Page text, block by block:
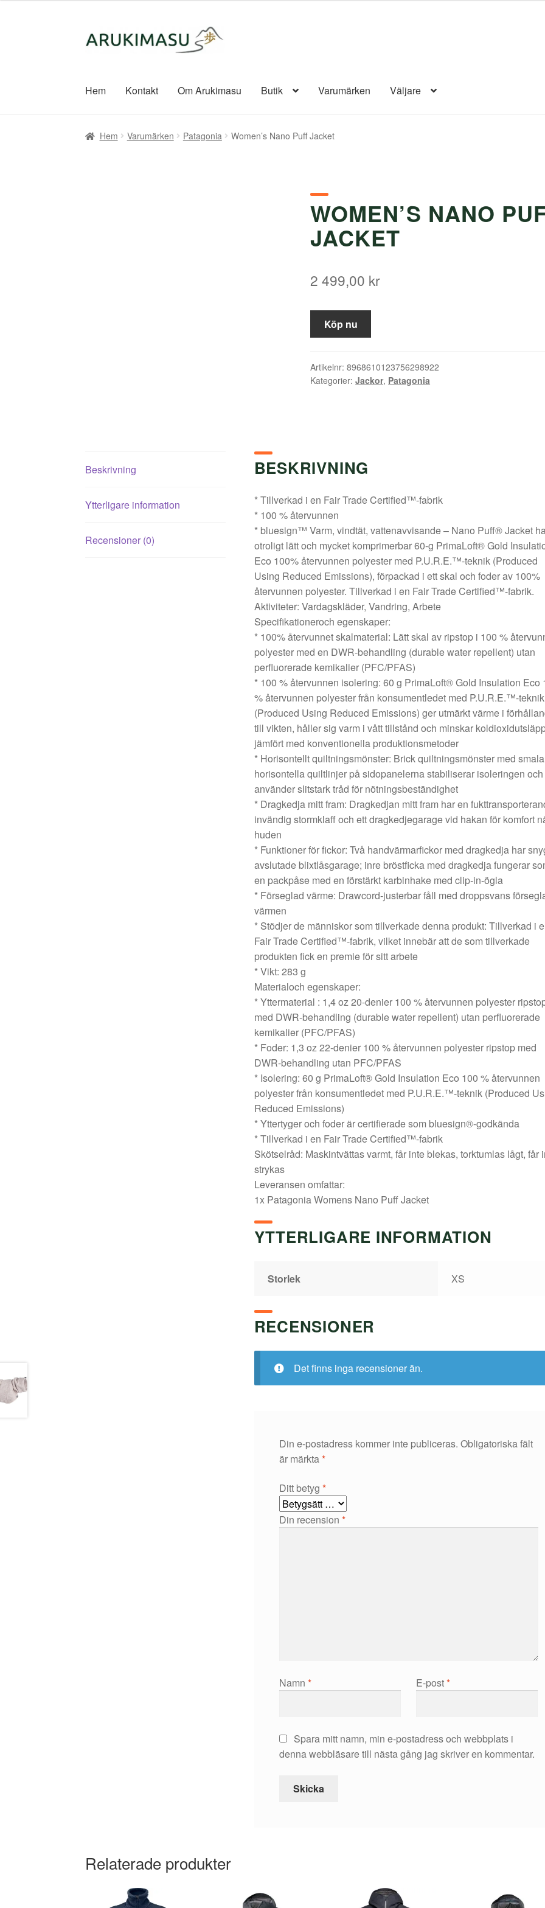
Hoppa
till
Hoppa
till
Hem Kontakt Om Arukimasu Butik Varumärken Väljare
Hem Varumärken Patagonia Women’s Nano Puff Jacket
WOMEN’S NANO
JACKET
2 499,00 kr
Köp nu
Artikelnr:8968610123756298922
Kategorier:Jackor, Patagonia
Beskrivning
Ytterligare information
Recensioner (0)
BESKRIVNING
* Tillverkad i en Fair Trade Certified™-fabrik
* 100 % återvunnen
* bluesign™ Varm, vindtät, vattenavvisande – Nano Puff® Jacket
otroligt lätt och mycket komprimerbar 60-g PrimaLoft® Gold
Eco 100% återvunnen polyester med P.U.R.E.™-teknik (Produced
Using Reduced Emissions), förpackad i ett skal och foder av 100%
återvunnen polyester. Tillverkad i en Fair Trade Certified™-fabrik.
Aktiviteter: Vardagskläder, Vandring, Arbete
Specifikationeroch egenskaper:
* 100% återvunnet skalmaterial: Lätt skal av ripstop i 100 %
polyester med en DWR-behandling (durable water repellent) utan
perfluorerade kemikalier (PFC/PFAS)
* 100 % återvunnen isolering: 60 g PrimaLoft® Gold Insulation Eco
% återvunnen polyester från konsumentledet med P.U.R.E.™-teknik
(Produced Using Reduced Emissions) ger utmärkt värme i
till vikten, håller sig varm i vått tillstånd och minskar
jämfört med konventionella produktionsmetoder
* Horisontellt quiltningsmönster: Brick quiltningsmönster med smala
horisontella quiltlinjer på sidopanelerna stabiliserar isoleringen och
använder slitstark tråd för nötningsbeständighet
* Dragkedja mitt fram: Dragkedjan mitt fram har en
invändig stormklaff och ett dragkedjegarage vid hakan för komfort
huden
* Funktioner för fickor: Två handvärmarfickor med dragkedja har
avslutade blixtlåsgarage; inre bröstficka med dragkedja fungerar
en packpåse med en förstärkt karbinhake med clip-in-ögla
* Förseglad värme: Drawcord-justerbar fåll med droppsvans
värmen
* Stödjer de människor som tillverkade denna produkt: Tillverkad i
Fair Trade Certified™-fabrik, vilket innebär att de som tillverkade
produkten fick en premie för sitt arbete
* Vikt: 283 g
Materialoch egenskaper:
* Yttermaterial : 1,4 oz 20-denier 100 % återvunnen polyester
med DWR-behandling (durable water repellent) utan perfluorerade
kemikalier (PFC/PFAS)
* Foder: 1,3 oz 22-denier 100 % återvunnen polyester ripstop med
DWR-behandling utan PFC/PFAS
* Isolering: 60 g PrimaLoft® Gold Insulation Eco 100 % återvunnen
polyester från konsumentledet med P.U.R.E.™-teknik (Produced
Reduced Emissions)
* Yttertyger och foder är certifierade som bluesign®-godkända
* Tillverkad i en Fair Trade Certified™-fabrik
Skötselråd: Maskintvättas varmt, får inte blekas, torktumlas lågt, får
strykas
Leveransen omfattar:
1x Patagonia Womens Nano Puff Jacket
YTTERLIGARE INFORMATION
Storlek XS
RECENSIONER
Det finns inga recensioner än.
Din e-postadress kommer inte publiceras. Obligatoriska fält
är märkta*
Ditt betyg*
Din recension*
Namn* E-post*
Spara mitt namn, min e-postadress och webbplats i
denna webbläsare till nästa gång jag skriver en kommentar.
Relaterade produkter